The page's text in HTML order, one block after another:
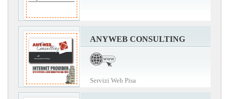
ANYWEB CONSULTING
Servizi Web Pisa